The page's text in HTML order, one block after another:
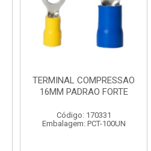
TERMINAL COMPRESSAO
16MM PADRAO FORTE
Código: 170331
Embalagem: PCT-100UN